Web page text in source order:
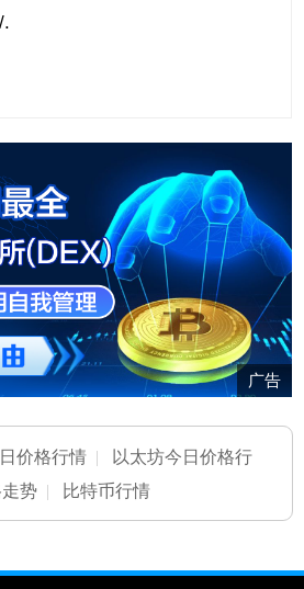
.
广告
价格行情 |
以太坊今日价格行
势 | 比特币行情